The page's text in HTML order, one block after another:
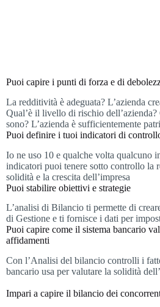
Puoi capire i punti di forza e di
La redditività è adeguata? L’azienda
Qual’è il livello di rischio
sono? L’azienda è sufficientemente
Puoi definire i tuoi indicatori di
Io ne uso 10 e qualche volta qualcuno
indicatori puoi tenere sotto controllo la
solidità e la crescita dell’impresa
Puoi stabilire obiettivi e strategie
L’analisi di Bilancio ti permette di
di Gestione e ti fornisce i dati per
Puoi capire come il sistema bancario
affidamenti
Con l’Analisi del bilancio controlli i
bancario usa per valutare la solidità
Impari a capire il bilancio dei